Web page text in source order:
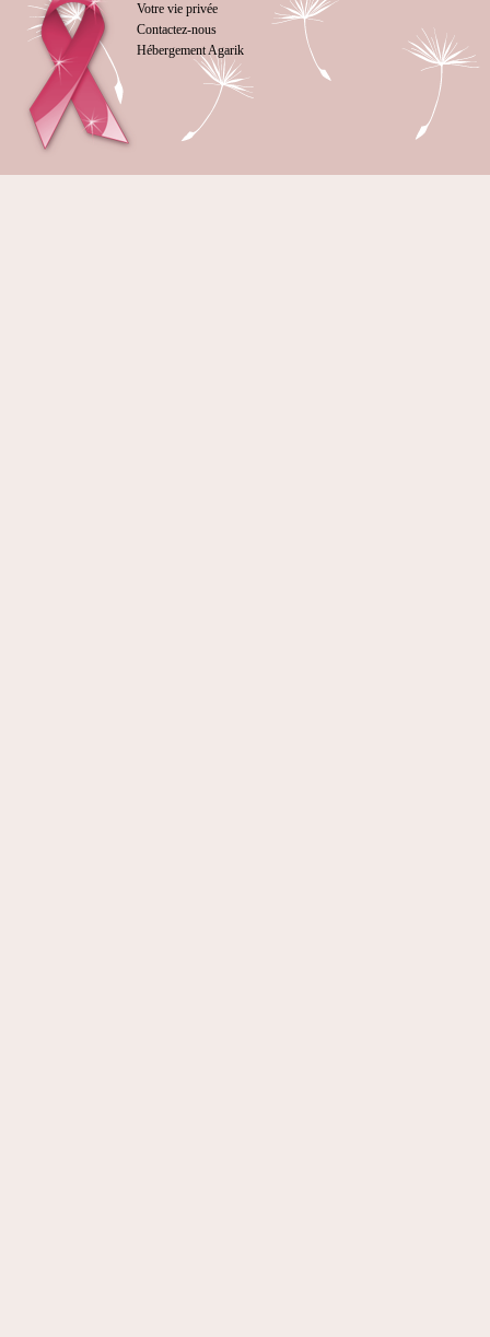
Votre vie privée
Contactez-nous
Hébergement Agarik